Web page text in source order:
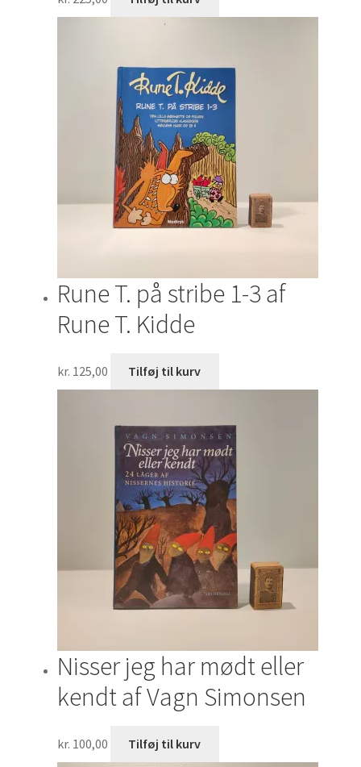
Rune T. på stribe 1-3 af
Rune T. Kidde
kr. 125,00 Tilføj til kurv
Nisser jeg har mødt eller
kendt af Vagn Simonsen
kr. 100,00 Tilføj til kurv